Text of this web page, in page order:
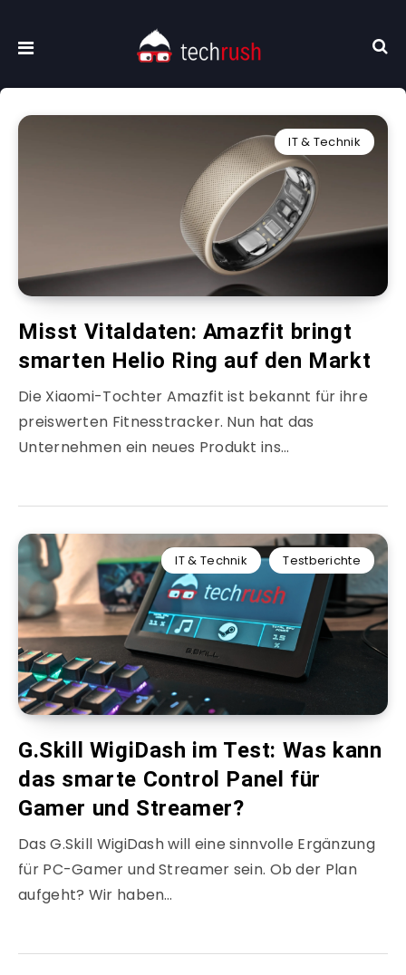
IT & Technik
Misst Vitaldaten: Amazfit bringt
smarten Helio Ring auf den Markt
Die Xiaomi-Tochter Amazfit ist bekannt für ihre
preiswerten Fitnesstracker. Nun hat das
Unternehmen ein neues Produkt ins…
IT & Technik Testberichte
G.Skill WigiDash im Test: Was kann
das smarte Control Panel für
Gamer und Streamer?
Das G.Skill WigiDash will eine sinnvolle Ergänzung
für PC-Gamer und Streamer sein. Ob der Plan
aufgeht? Wir haben…